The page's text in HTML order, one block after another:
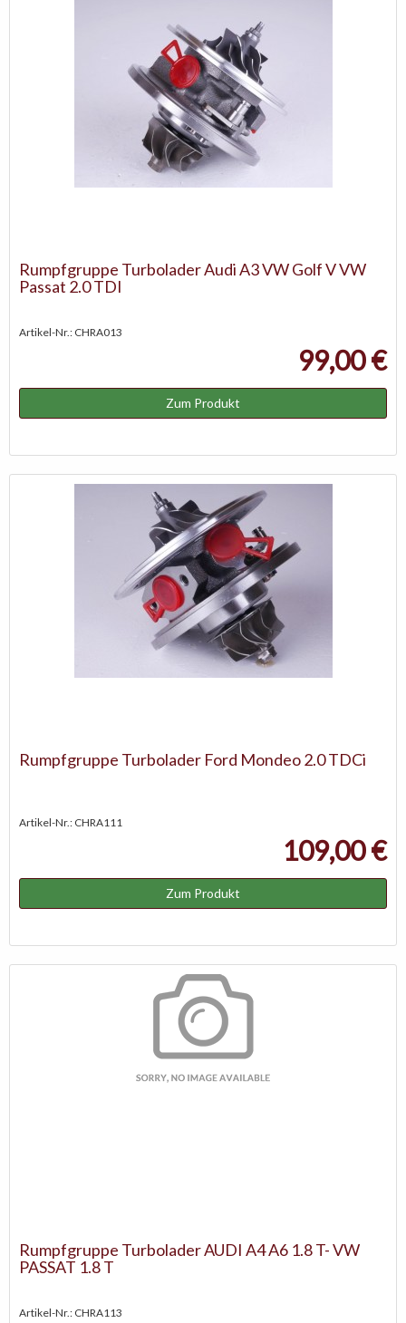
Rumpfgruppe Turbolader Audi A3 VW Golf V VW
Passat 2.0 TDI
Artikel-Nr.: CHRA013
99,00 €
Zum Produkt
Rumpfgruppe Turbolader Ford Mondeo 2.0 TDCi
Artikel-Nr.: CHRA111
109,00 €
Zum Produkt
Rumpfgruppe Turbolader AUDI A4 A6 1.8 T- VW
PASSAT 1.8 T
Artikel-Nr.: CHRA113